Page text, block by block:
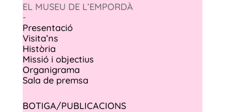
EL MUSEU DE L’EMPORDÀ
-
Presentació
Visita’ns
Història
Missió i objectius
Organigrama
Sala de premsa
BOTIGA/PUBLICACIONS